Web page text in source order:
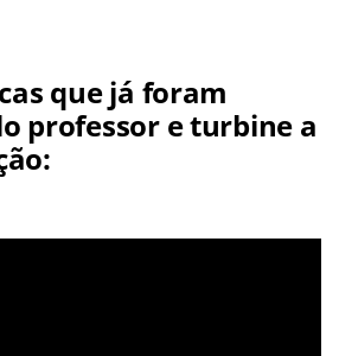
que já foram
professor e turbine a